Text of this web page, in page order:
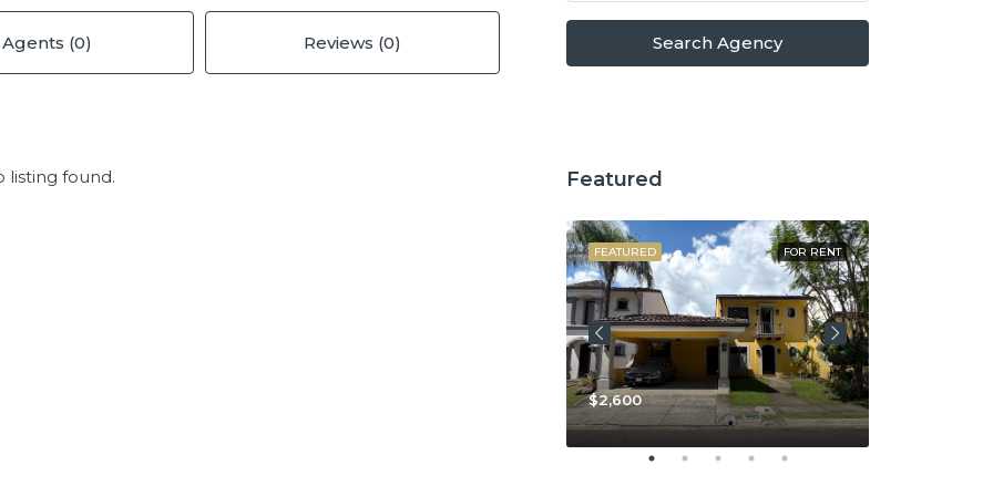
Agents (0) Reviews (0)
listing found.
Search Agency
Featured
FOR RENT
FEATURED
$2,600